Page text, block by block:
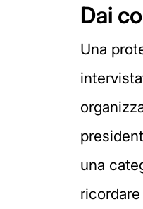
Dai
Una
una